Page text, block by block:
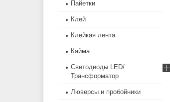
Пайетки
Клей
Клейкая лента
Кайма
Светодиоды LED/
Трансформатор
Люверсы и пробойники